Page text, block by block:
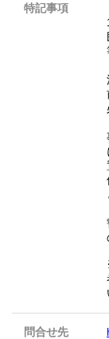
特記事項
問合せ先